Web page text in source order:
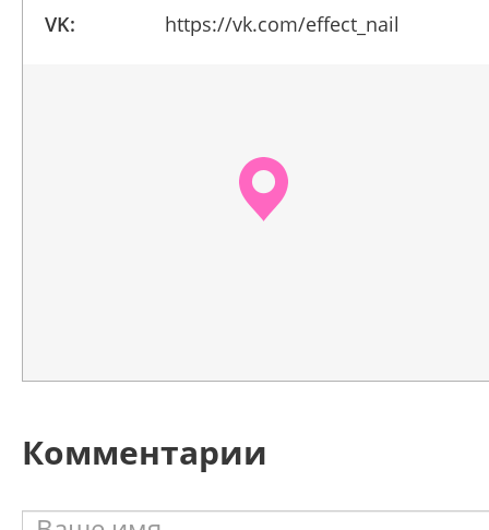
VK:
https://vk.com/effect_nail
Комментарии